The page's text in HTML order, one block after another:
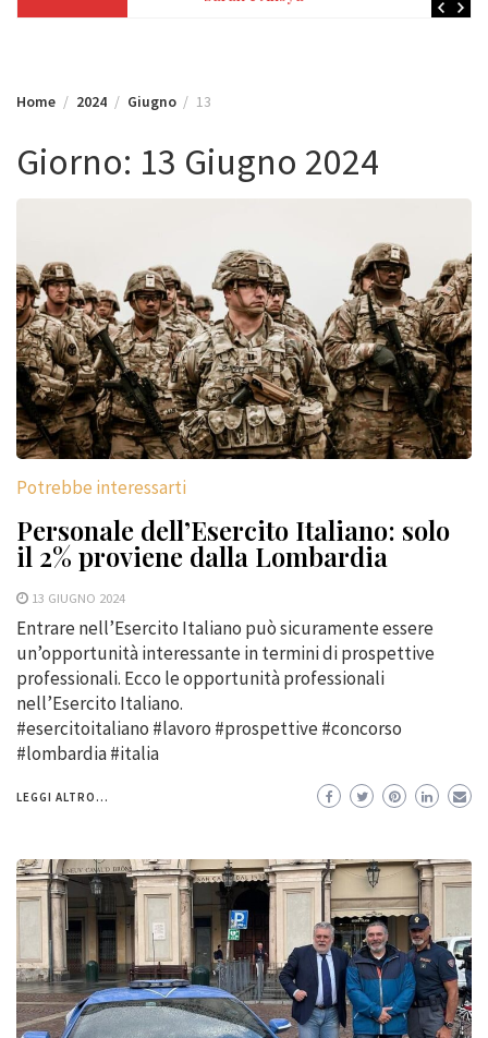
Home 2024 Giugno 13
Giorno: 13 Giugno 2024
Potrebbe interessarti
Personale dell’Esercito Italiano: solo
il 2% proviene dalla Lombardia
13 GIUGNO 2024
Entrare nell’Esercito Italiano può sicuramente essere
un’opportunità interessante in termini di prospettive
professionali. Ecco le opportunità professionali
nell’Esercito Italiano.
#esercitoitaliano #lavoro #prospettive #concorso
#lombardia #italia
LEGGI ALTRO...